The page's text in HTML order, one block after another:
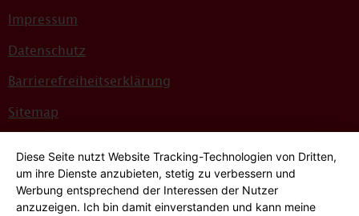
Impressum
Datenschutz
Barrierefreiheitserklärung
Sitemap
Hinweisgeber*innensystem
Cookie-Einstellungen
Diese Seite nutzt Website Tracking-Technologien von Dritten,
um ihre Dienste anzubieten, stetig zu verbessern und
Werbung entsprechend der Interessen der Nutzer
anzuzeigen. Ich bin damit einverstanden und kann meine